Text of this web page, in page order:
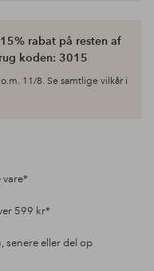
rabat på resten af
koden: 3015
11/8. Se samtlige vilkår i
vare*
599 kr*
senere eller del op